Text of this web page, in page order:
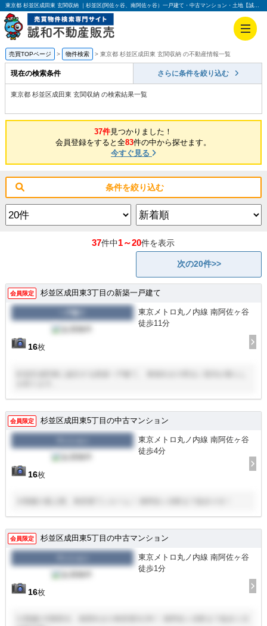
東京都 杉並区成田東 玄関収納 ｜杉並区(阿佐ヶ谷、南阿佐ヶ谷）一戸建て・中古マンション・土地【誠和不動産販売】
売買TOPページ 物件検索 東京都 杉並区成田東 玄関収納 の不動産情報一覧
現在の検索条件 さらに条件を絞り込む
東京都 杉並区成田東 玄関収納 の検索結果一覧
37件見つかりました！
会員登録をすると全83件の中から探せます。
今すぐ見る
条件を絞り込む
37件中1～20件を表示
次の20件>>
会員限定 杉並区成田東3丁目の新築一戸建て
16枚
東京メトロ丸ノ内線 南阿佐ヶ谷
徒歩11分
会員限定 杉並区成田東5丁目の中古マンション
16枚
東京メトロ丸ノ内線 南阿佐ヶ谷
徒歩4分
会員限定 杉並区成田東5丁目の中古マンション
16枚
東京メトロ丸ノ内線 南阿佐ヶ谷
徒歩1分